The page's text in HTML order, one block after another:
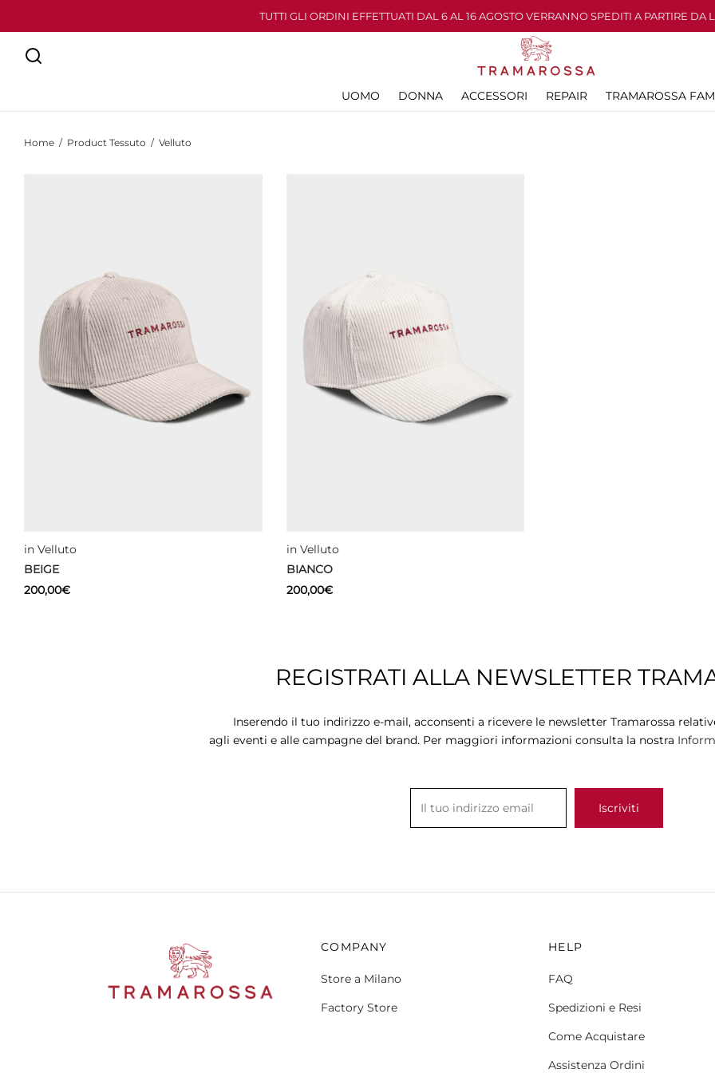
TUTTI GLI ORDINI EFFETTUATI DAL 6 AL 16 AGOSTO VERRANNO SPEDITI A PARTIRE DA
UOMO DONNA ACCESSORI REPAIR TRAMAROSSA
Home / Product Tessuto / Velluto
in Velluto
BEIGE
200,00€
in Velluto
BIANCO
200,00€
REGISTRATI ALLA NEWSLETTER
Inserendo il tuo indirizzo e-mail, acconsenti a ricevere le newsletter Tramarossa
agli eventi e alle campagne del brand. Per maggiori informazioni consulta la nostra
COMPANY
Store a Milano
Factory Store
HELP
FAQ
Spedizioni e Resi
Come Acquistare
Assistenza Ordini